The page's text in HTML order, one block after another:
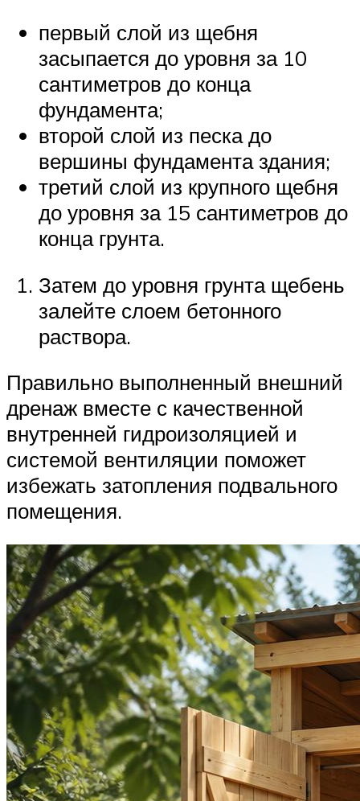
первый слой из щебня
засыпается до уровня за 10
сантиметров до конца
фундамента;
второй слой из песка до
вершины фундамента здания;
третий слой из крупного щебня
до уровня за 15 сантиметров до
конца грунта.
Затем до уровня грунта щебень
залейте слоем бетонного
раствора.
Правильно выполненный внешний
дренаж вместе с качественной
внутренней гидроизоляцией и
системой вентиляции поможет
избежать затопления подвального
помещения.